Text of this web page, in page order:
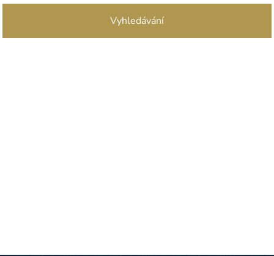
Vyhledávání